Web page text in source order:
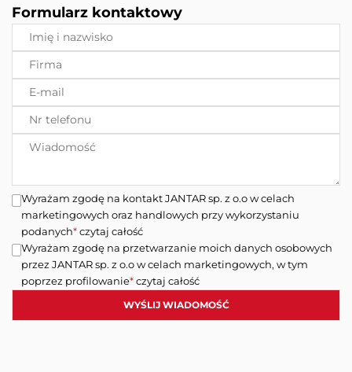
Formularz kontaktowy
Wyrażam zgodę na kontakt JANTAR sp. z o.o w celach
marketingowych oraz handlowych przy wykorzystaniu
podanych*czytaj całość
Wyrażam zgodę na przetwarzanie moich danych osobowych
przez JANTAR sp. z o.o w celach marketingowych, w tym
poprzez profilowanie*czytaj całość